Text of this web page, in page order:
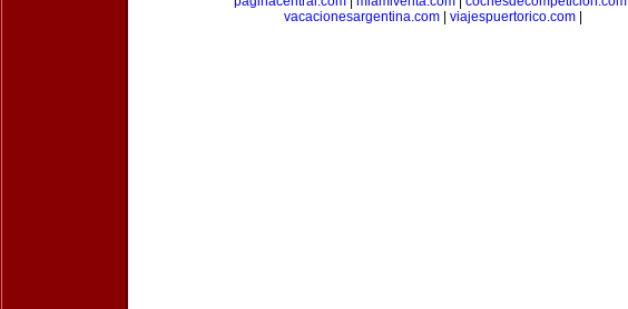
vacacionesargentina.com
viajespuertorico.com